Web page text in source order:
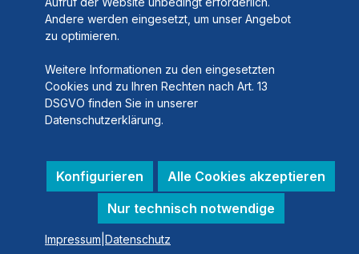
Andere werden eingesetzt, um unser Angebot
zu optimieren.
Weitere Informationen zu den eingesetzten
Cookies und zu Ihren Rechten nach Art. 13
DSGVO finden Sie in unserer
Datenschutzerklärung.
Konfigurieren
Alle Cookies akzeptieren
Nur technisch notwendige
Impressum Datenschutz